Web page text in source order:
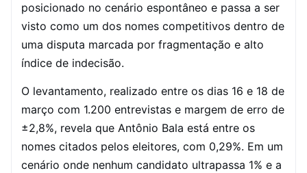
posicionado no cenário espontâneo e passa a ser
visto como um dos nomes competitivos dentro de
uma disputa marcada por fragmentação e alto
índice de indecisão.
O levantamento, realizado entre os dias 16 e 18 de
março com 1.200 entrevistas e margem de erro de
±2,8%, revela que Antônio Bala está entre os
nomes citados pelos eleitores, com 0,29%. Em um
cenário onde nenhum candidato ultrapassa 1% e a